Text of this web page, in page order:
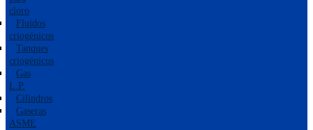
cloro
Fluidos
criogénicos
Tanques
criogénicos
Gas
L.P.
Cilindros
Gaseras
ASME